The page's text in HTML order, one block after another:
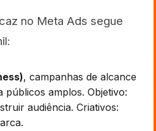
no Meta Ads segue
, campanhas de alcance
amplos. Objetivo:
audiência. Criativos: